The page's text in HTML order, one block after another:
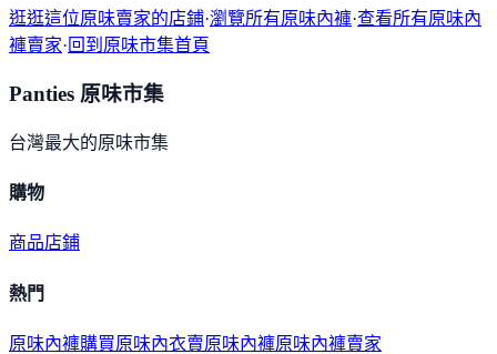
逛逛這位原味賣家的店鋪·瀏覽所有原味內褲·查看所有原味內
褲賣家·回到原味市集首頁
Panties 原味市集
台灣最大的原味市集
購物
商品店鋪
熱門
原味內褲購買原味內衣賣原味內褲原味內褲賣家